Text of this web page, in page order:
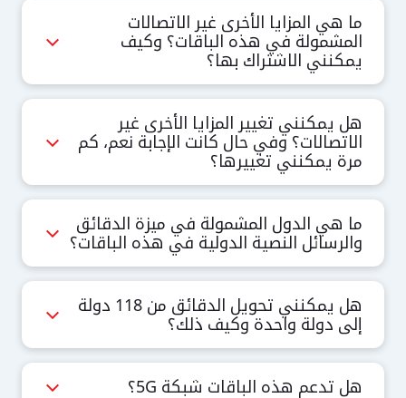
ما هي المزايا الأخرى غير الاتصالات
المشمولة في هذه الباقات؟ وكيف
يمكنني الاشتراك بها؟
هل يمكنني تغيير المزايا الأخرى غير
الاتصالات؟ وفي حال كانت الإجابة نعم، كم
مرة يمكنني تغييرها؟
ما هي الدول المشمولة في ميزة الدقائق
والرسائل النصية الدولية في هذه الباقات؟
هل يمكنني تحويل الدقائق من 118 دولة
إلى دولة واحدة وكيف ذلك؟
هل تدعم هذه الباقات شبكة 5G؟